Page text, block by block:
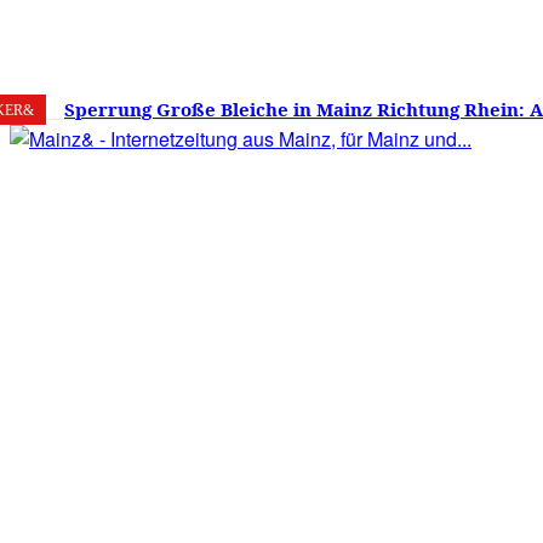
7. August 2026 21.7 Mainz
Sperrung Große Bleiche in Mainz Richtung Rhein:
verwirrt, Mainzer stinksauer – Haben die Mainzer